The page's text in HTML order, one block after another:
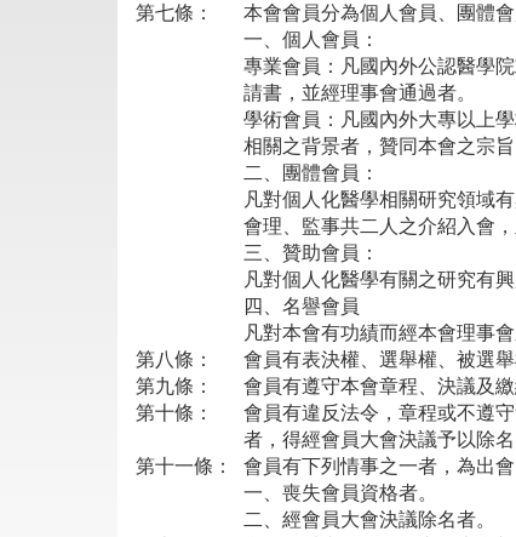
第七條：
本會會員分為個人會員、團體
一、個人會員：
專業會員：凡國內外公認醫學
請書，並經理事會通過者。
學術會員：凡國內外大專以上
相關之背景者，贊同本會之宗
二、團體會員：
凡對個人化醫學相關研究領域
會理、監事共二人之介紹入會
三、贊助會員：
凡對個人化醫學有關之研究有
四、名譽會員
凡對本會有功績而經本會理事
第八條：
會員有表決權、選舉權、被選
第九條：
會員有遵守本會章程、決議及繳
第十條：
會員有違反法令，章程或不遵
者，得經會員大會決議予以除名
第十一條：
會員有下列情事之一者，為出會
一、喪失會員資格者。
二、經會員大會決議除名者。